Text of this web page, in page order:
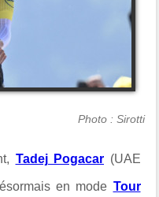
Photo : Sirotti
Tadej Pogacar (UAE
en mode Tour